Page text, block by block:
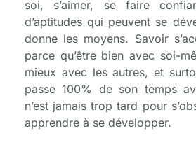
soi, s’aimer, se faire
d’aptitudes qui peuvent se
donne les moyens. Savoir
parce qu’être bien avec soi-
mieux avec les autres, et
passe 100% de son temps
n’est jamais trop tard pour
apprendre à se développer.